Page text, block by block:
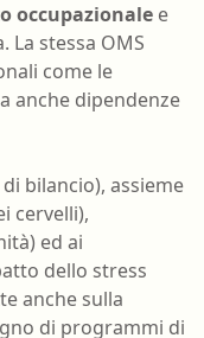
occupazionalee
stessa OMS
come le
anche dipendenze
bilancio), assieme
cervelli),
ed ai
dello stress
anche sulla
di programmi di